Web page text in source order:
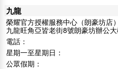
九龍
榮耀官方授權服務中心（朗豪坊店）
九龍旺角亞皆老街8號朗豪坊辦公
電話：
星期一至星期日：
公眾假期：